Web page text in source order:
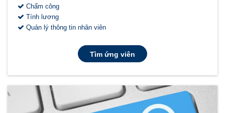
Chấm công
Tính lương
Quản lý thông tin nhân viên
Tìm ứng viên